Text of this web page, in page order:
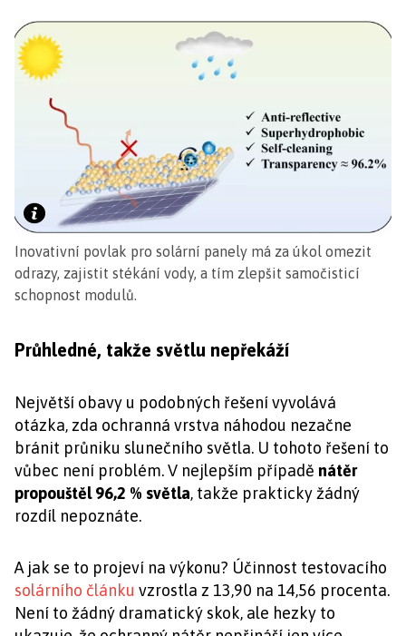
Inovativní povlak pro solární panely má za úkol omezit
odrazy, zajistit stékání vody, a tím zlepšit samočisticí
schopnost modulů.
Průhledné, takže světlu nepřekáží
Největší obavy u podobných řešení vyvolává
otázka, zda ochranná vrstva náhodou nezačne
bránit průniku slunečního světla. U tohoto řešení to
vůbec není problém. V nejlepším případě nátěr
propouštěl 96,2 % světla, takže prakticky žádný
rozdíl nepoznáte.
A jak se to projeví na výkonu? Účinnost testovacího
solárního článku vzrostla z 13,90 na 14,56 procenta.
Není to žádný dramatický skok, ale hezky to